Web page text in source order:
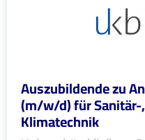
Auszubildende zu
(m/w/d) für
Klimatechnik